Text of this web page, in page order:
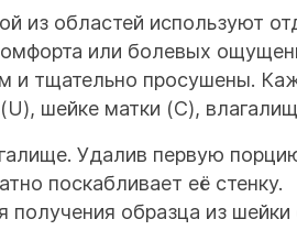
из областей используют
или болевых
и тщательно просушены.
шейке матки (C),
Удалив первую
поскабливает её стенку.
получения образца из шейки